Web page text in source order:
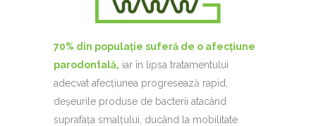
70% din populație suferă de o afecțiune
parodontală, iar în lipsa tratamentului
adecvat afecțiunea progresează rapid,
deșeurile produse de bacterii atacând
suprafața smalțului, ducând la mobilitate